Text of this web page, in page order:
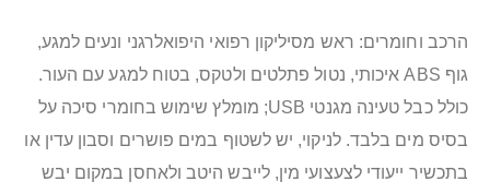
הרכב וחומרים: ראש מסיליקון רפואי היפואלרגני ונעים למגע,
גוף ABS איכותי, נטול פתלטים ולטקס, בטוח למגע עם העור.
כולל כבל טעינה מגנטי USB; מומלץ שימוש בחומרי סיכה על
בסיס מים בלבד. לניקוי, יש לשטוף במים פושרים וסבון עדין או
בתכשיר ייעודי לצעצועי מין, לייבש היטב ולאחסן במקום יבש